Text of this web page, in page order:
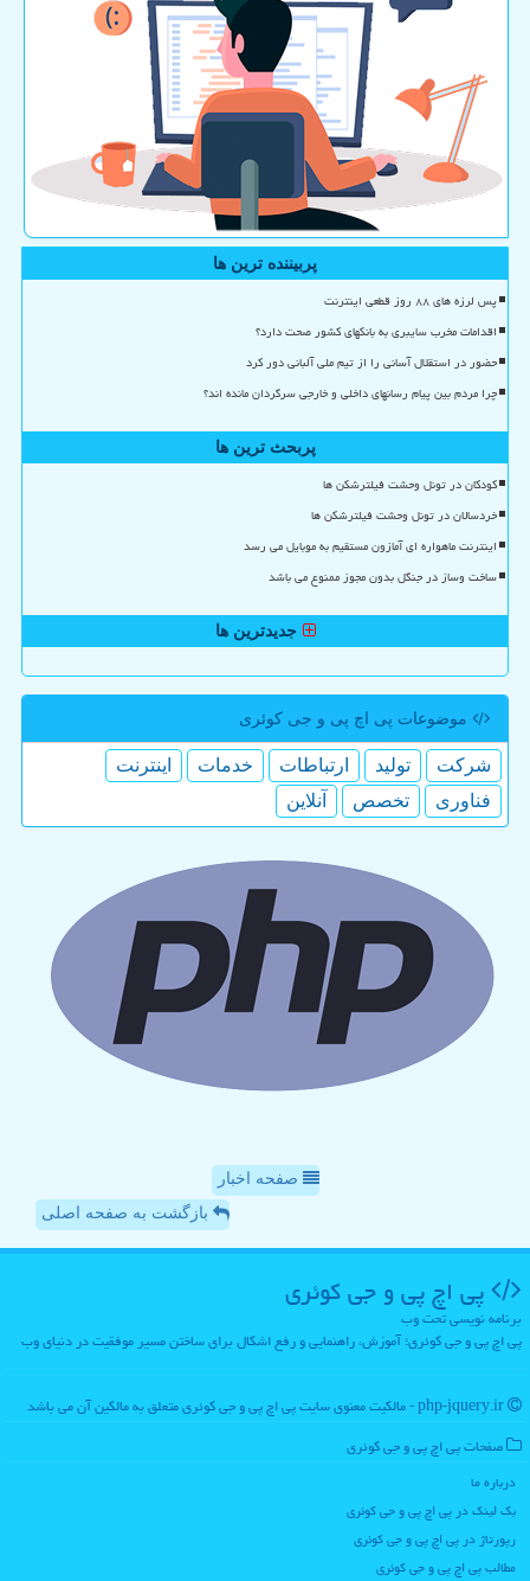
پربیننده ترین ها
پس لرزه های ۸۸ روز قطعی اینترنت
اقدامات مخرب سایبری به بانکهای کشور صحت دارد؟
حضور در استقلال آسانی را از تیم ملی آلبانی دور کرد
چرا مردم بین پیام رسانهای داخلی و خارجی سرگردان مانده اند؟
پربحث ترین ها
کودکان در تونل وحشت فیلترشکن ها
خردسالان در تونل وحشت فیلترشکن ها
اینترنت ماهواره ای آمازون مستقیم به موبایل می رسد
ساخت وساز در جنگل بدون مجوز ممنوع می باشد
جدیدترین ها
موضوعات پی اچ پی و جی كوئری
شركت تولید ارتباطات خدمات
اینترنت
فناوری
تخصص آنلاین
صفحه اخبار
بازگشت به صفحه اصلی
پی اچ پی و جی كوئری
برنامه نویسی تحت وب
پی اچ پی و جی کوئری؛ آموزش، راهنمایی و رفع اشکال برای ساختن مسیر موفقیت در دنیای وب
صفحات پی اچ پی و جی كوئری
درباره ما
بک لینک در پی اچ پی و جی كوئری
رپورتاژ در پی اچ پی و جی كوئری
مطالب پی اچ پی و جی كوئری